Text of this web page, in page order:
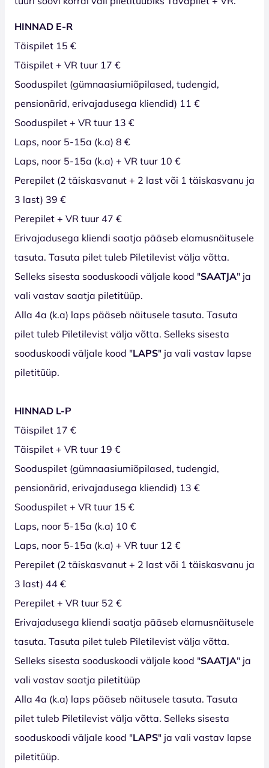
HINNAD E-R
Täispilet 15 €
Täispilet + VR tuur 17 €
Sooduspilet (gümnaasiumiõpilased, tudengid,
pensionärid, erivajadusega kliendid) 11 €
Sooduspilet + VR tuur 13 €
Laps, noor 5-15a (k.a) 8 €
Laps, noor 5-15a (k.a) + VR tuur 10 €
Perepilet (2 täiskasvanut + 2 last või 1 täiskasvanu ja
3 last) 39 €
Perepilet + VR tuur 47 €
Erivajadusega kliendi saatja pääseb elamusnäitusele
tasuta. Tasuta pilet tuleb Piletilevist välja võtta.
Selleks sisesta sooduskoodi väljale kood "SAATJA" ja
vali vastav saatja piletitüüp.
Alla 4a (k.a) laps pääseb näitusele tasuta. Tasuta
pilet tuleb Piletilevist välja võtta. Selleks sisesta
sooduskoodi väljale kood "LAPS" ja vali vastav lapse
piletitüüp.
HINNAD L-P
Täispilet 17 €
Täispilet + VR tuur 19 €
Sooduspilet (gümnaasiumiõpilased, tudengid,
pensionärid, erivajadusega kliendid) 13 €
Sooduspilet + VR tuur 15 €
Laps, noor 5-15a (k.a) 10 €
Laps, noor 5-15a (k.a) + VR tuur 12 €
Perepilet (2 täiskasvanut + 2 last või 1 täiskasvanu ja
3 last) 44 €
Perepilet + VR tuur 52 €
Erivajadusega kliendi saatja pääseb elamusnäitusele
tasuta. Tasuta pilet tuleb Piletilevist välja võtta.
Selleks sisesta sooduskoodi väljale kood "SAATJA" ja
vali vastav saatja piletitüüp
Alla 4a (k.a) laps pääseb näitusele tasuta. Tasuta
pilet tuleb Piletilevist välja võtta. Selleks sisesta
sooduskoodi väljale kood "LAPS" ja vali vastav lapse
piletitüüp.